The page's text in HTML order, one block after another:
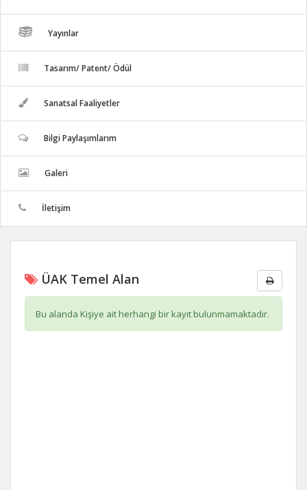
Yayınlar
Tasarım/ Patent/ Ödül
Sanatsal Faaliyetler
Bilgi Paylaşımlarım
Galeri
İletişim
ÜAK Temel Alan
Bu alanda Kişiye ait herhangi bir kayıt bulunmamaktadır.